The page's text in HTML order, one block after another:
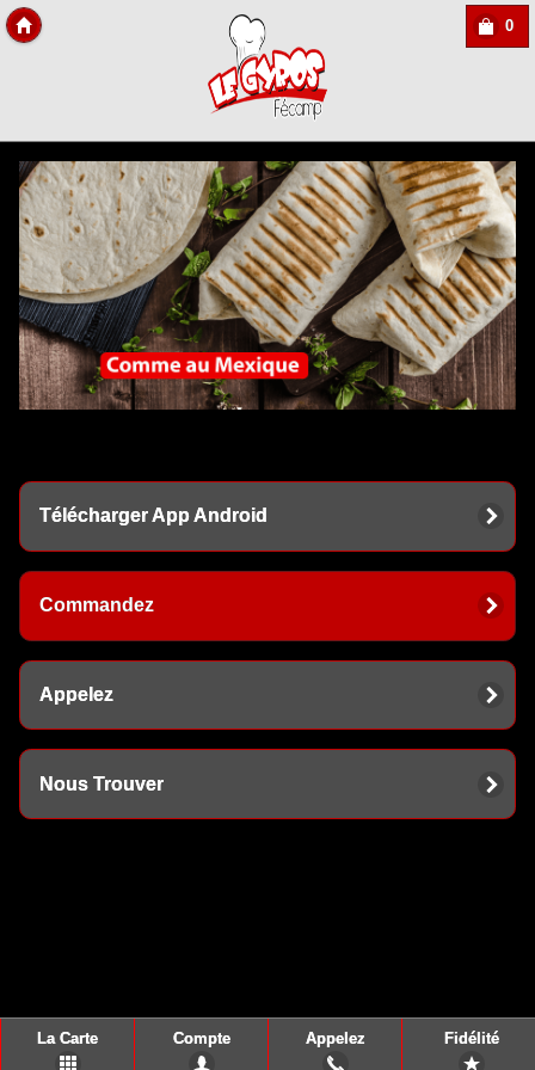
0
Télécharger App Android
Commandez
Appelez
Nous Trouver
La Carte Compte Appelez Fidélité
Copyright Des-click